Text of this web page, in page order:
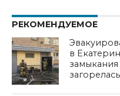
РЕКОМЕНДУЕМОЕ
в